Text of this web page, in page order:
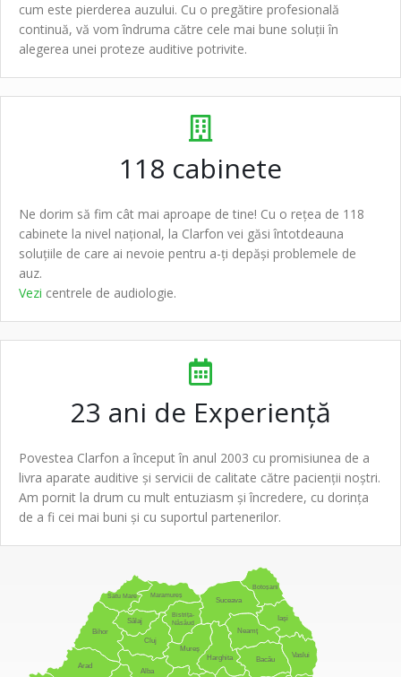
23 ani de Experiență
Povestea Clarfon a început în anul 2003 cu promisiunea de a
livra aparate auditive și servicii de calitate către pacienții noștri.
Am pornit la drum cu mult entuziasm și încredere, cu dorința
de a fi cei mai buni și cu suportul partenerilor.
cum este pierderea auzului. Cu o pregătire profesională
continuă, vă vom îndruma către cele mai bune soluții în
alegerea unei proteze auditive potrivite.
118 cabinete
Ne dorim să fim cât mai aproape de tine! Cu o rețea de 118
cabinete la nivel național, la Clarfon vei găsi întotdeauna
soluțiile de care ai nevoie pentru a-ți depăși problemele de
auz.
Vezi centrele de audiologie.
Alba
Arad
Bacău
Bihor
Bistrița-
Năsăud
Botoșani
Cluj
Harghita
Iași
Maramureș
Mureș
Neamț
Satu Mare
Sălaj
Suceava
Vaslui